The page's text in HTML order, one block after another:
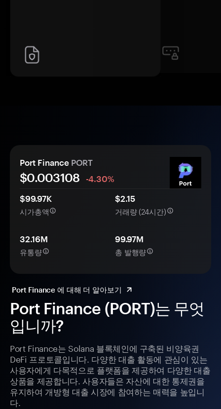
Port Finance (PORT)는 무엇
입니까?
Port Finance는 Solana 블록체인에 구축된 비양육권
DeFi 프로토콜입니다. 다양한 대출 활동에 관심이 있는
사용자에게 다목적으로 플랫폼을 제공하여 다양한 대출
상품을 제공합니다. 사용자들은 자산에 대한 통제권을
유지하여 개방형 대출 시장에 참여하는 매력을 높입니
다.
Port Finance PORT
$0.003108
-4.30%
$99.97K
시가총액
$2.15
거래량 (24시간)
32.16M
유통량
99.97M
총 발행량
Port Finance 에 대해 더 알아보기